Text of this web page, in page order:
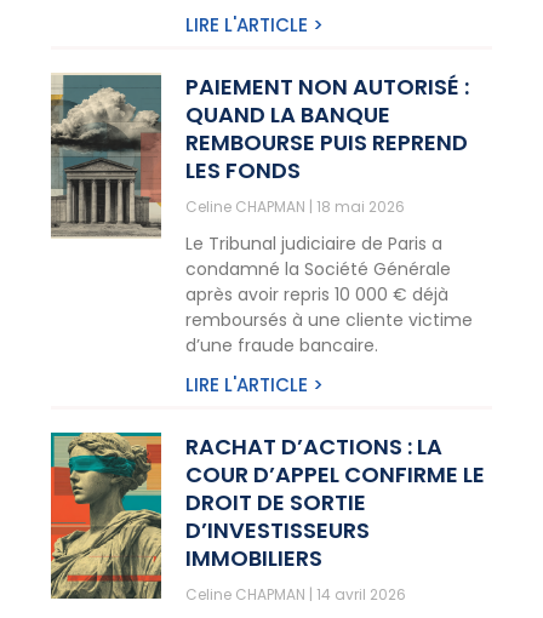
LIRE L'ARTICLE >
PAIEMENT NON AUTORISÉ :
QUAND LA BANQUE
REMBOURSE PUIS REPREND
LES FONDS
Celine CHAPMAN 18 mai 2026
Le Tribunal judiciaire de Paris a
condamné la Société Générale
après avoir repris 10 000 € déjà
remboursés à une cliente victime
d’une fraude bancaire.
LIRE L'ARTICLE >
RACHAT D’ACTIONS : LA
COUR D’APPEL CONFIRME LE
DROIT DE SORTIE
D’INVESTISSEURS
IMMOBILIERS
Celine CHAPMAN 14 avril 2026